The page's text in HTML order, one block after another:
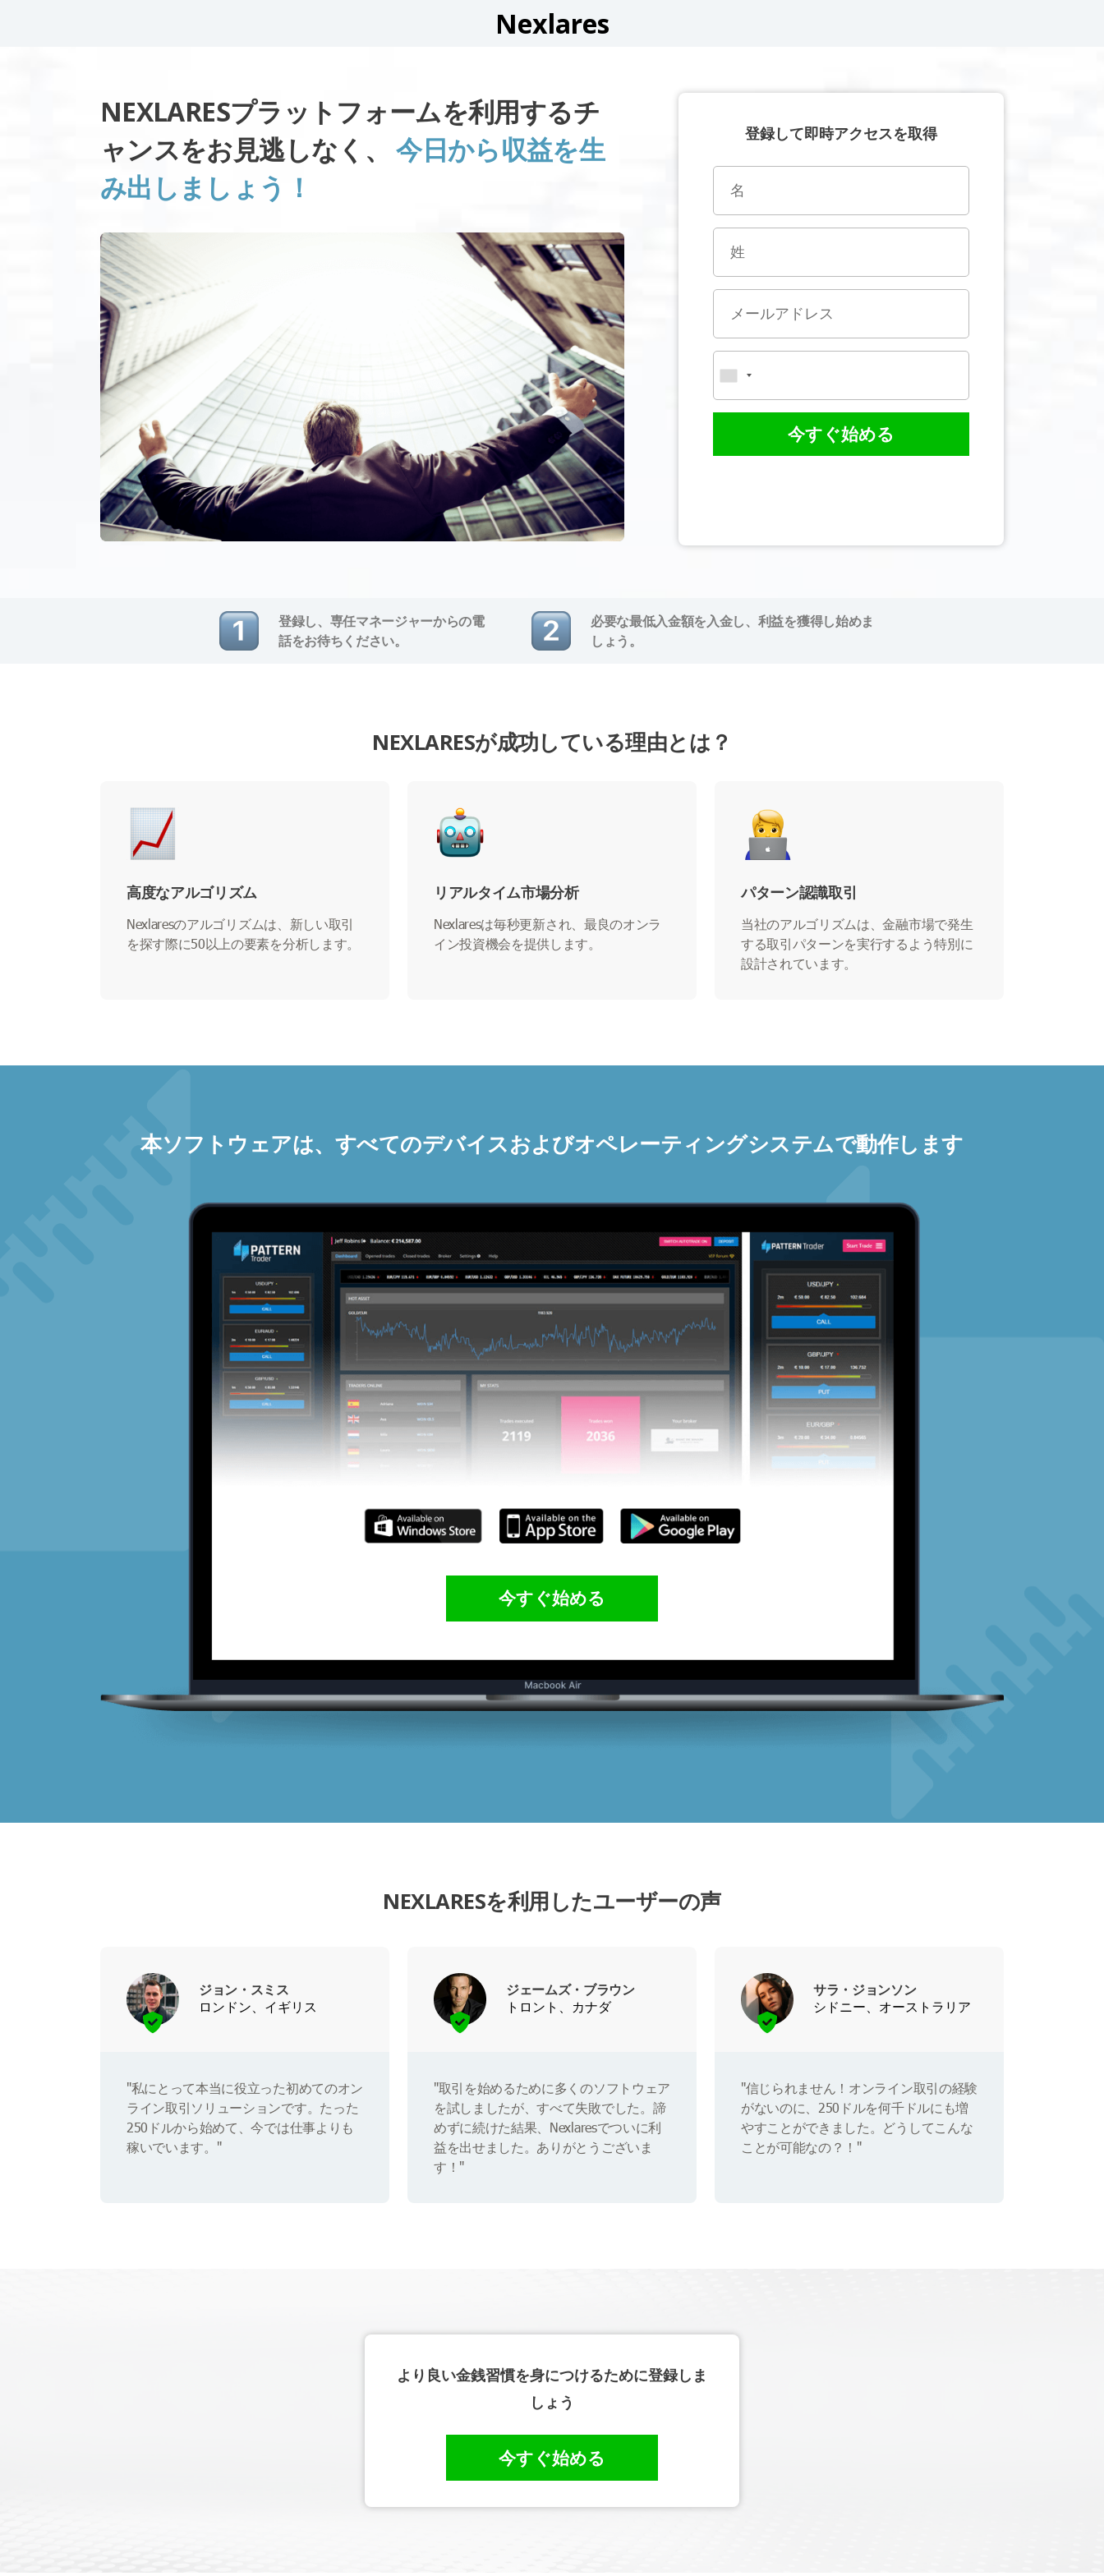
Nexlares
NEXLARESプラットフォームを利用するチ
ャンスをお見逃しなく、今日から収益を生
み出しましょう！
登録して即時アクセスを取得
今すぐ始める
登録し、専任マネージャーからの電
話をお待ちください。
必要な最低入金額を入金し、利益を獲得し始めま
しょう。
NEXLARESが成功している理由とは？
高度なアルゴリズム
Nexlaresのアルゴリズムは、新しい取引
を探す際に50以上の要素を分析します。
リアルタイム市場分析
Nexlaresは毎秒更新され、最良のオンラ
イン投資機会を提供します。
パターン認識取引
当社のアルゴリズムは、金融市場で発生
する取引パターンを実行するよう特別に
設計されています。
本ソフトウェアは、すべてのデバイスおよびオペレーティングシステムで動作します
今すぐ始める
NEXLARESを利用したユーザーの声
ジョン・スミス
ロンドン、イギリス
"私にとって本当に役立った初めてのオン
ライン取引ソリューションです。たった
250ドルから始めて、今では仕事よりも
稼いでいます。"
ジェームズ・ブラウン
トロント、カナダ
"取引を始めるために多くのソフトウェア
を試しましたが、すべて失敗でした。諦
めずに続けた結果、Nexlaresでついに利
益を出せました。ありがとうございま
す！"
サラ・ジョンソン
シドニー、オーストラリア
"信じられません！オンライン取引の経験
がないのに、250ドルを何千ドルにも増
やすことができました。どうしてこんな
ことが可能なの？！"
より良い金銭習慣を身につけるために登録しま
しょう
今すぐ始める